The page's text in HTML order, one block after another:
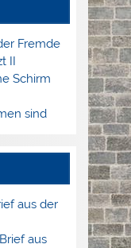
Fremde
II
Schirm
sind
aus der
aus